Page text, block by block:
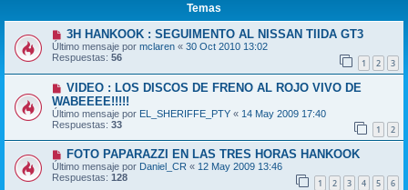
Temas
3H HANKOOK : SEGUIMENTO AL NISSAN TIIDA GT3
Último mensaje por mclaren « 30 Oct 2010 13:02
Respuestas: 56 1 2 3
VIDEO : LOS DISCOS DE FRENO AL ROJO VIVO DE
WABEEEE!!!!!
Último mensaje por EL_SHERIFFE_PTY « 14 May 2009 17:40
Respuestas: 33 1 2
FOTO PAPARAZZI EN LAS TRES HORAS HANKOOK
Último mensaje por Daniel_CR « 12 May 2009 13:46
Respuestas: 128 1 2 3 4 5 6